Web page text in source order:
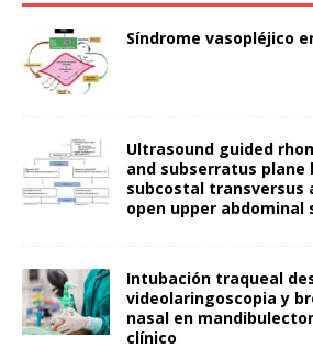
Síndrome vasopléjico
Ultrasound guided
and subserratus plane
subcostal transversus
open upper abdominal
Intubación traqueal
videolaringoscopia y
nasal en
clínico